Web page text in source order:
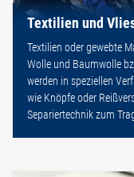
Textilien und
Textilien oder gewebte
Wolle und Baumwolle
werden in speziellen
wie Knöpfe oder
Separiertechnik zum